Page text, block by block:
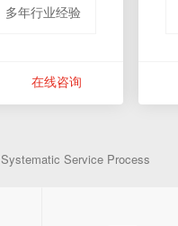
多年行业经验
在线咨询
Systematic Service Process